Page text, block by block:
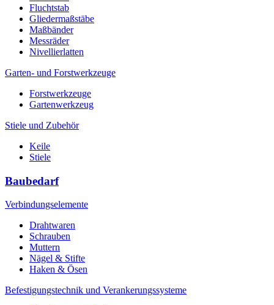
Fluchtstab
Gliedermaßstäbe
Maßbänder
Messräder
Nivellierlatten
Garten- und Forstwerkzeuge
Forstwerkzeuge
Gartenwerkzeug
Stiele und Zubehör
Keile
Stiele
Baubedarf
Verbindungselemente
Drahtwaren
Schrauben
Muttern
Nägel & Stifte
Haken & Ösen
Befestigungstechnik und Verankerungssysteme